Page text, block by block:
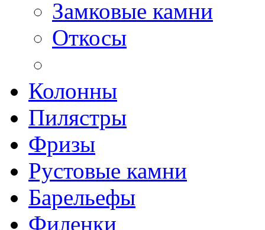
Замковые камни
Откосы
Колонны
Пилястры
Фризы
Рустовые камни
Барельефы
Филенки